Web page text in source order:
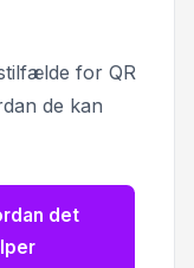
for QR
de kan
det